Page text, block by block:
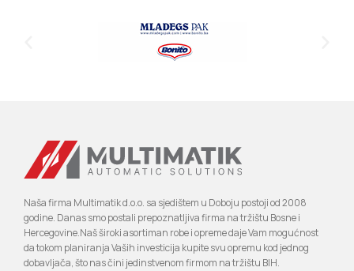
Naša firma Multimatik d.o.o. sa sjedištem u Doboju postoji od 2008
godine. Danas smo postali prepoznatljiva firma na tržištu Bosne i
Hercegovine.Naš široki asortiman robe i opreme daje Vam mogućnost
da tokom planiranja Vaših investicija kupite svu opremu kod jednog
dobavljača, što nas čini jedinstvenom firmom na tržištu BIH.